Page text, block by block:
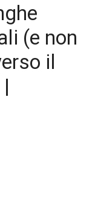
di
(e non
il